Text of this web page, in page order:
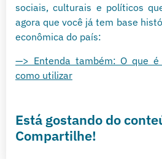
sociais, culturais e políticos
agora que você já tem base
econômica do país:
—> Entenda também: O que é
como utilizar
Está gostando do
Compartilhe!